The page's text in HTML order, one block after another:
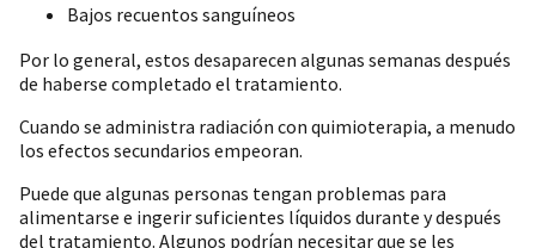
Bajos recuentos sanguíneos
Por lo general, estos desaparecen algunas semanas después
de haberse completado el tratamiento.
Cuando se administra radiación con quimioterapia, a menudo
los efectos secundarios empeoran.
Puede que algunas personas tengan problemas para
alimentarse e ingerir suficientes líquidos durante y después
del tratamiento. Algunos podrían necesitar que se les